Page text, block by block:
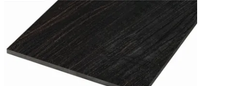
избранное сравнить